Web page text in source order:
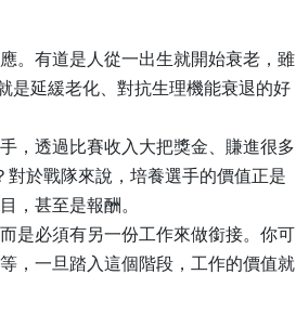
。有道是人從一出生就開始衰老，雖
是延緩老化、對抗生理機能衰退的好
，透過比賽收入大把獎金、賺進很多
於戰隊來說，培養選手的價值正是
，甚至是報酬。
是必須有另一份工作來做銜接。你可
，一旦踏入這個階段，工作的價值就